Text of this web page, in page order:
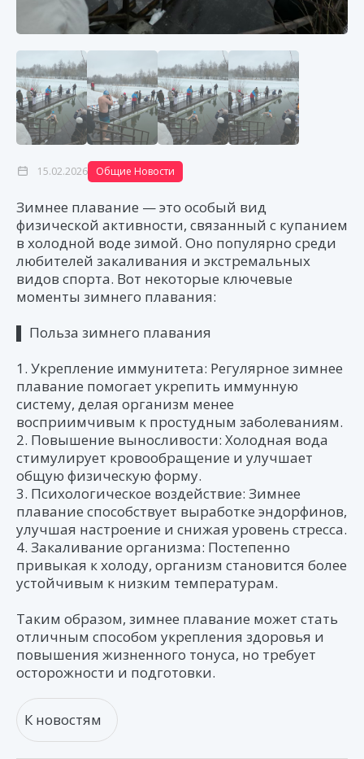
15.02.2026 Общие Новости
Зимнее плавание — это особый вид
физической активности, связанный с купанием
в холодной воде зимой. Оно популярно среди
любителей закаливания и экстремальных
видов спорта. Вот некоторые ключевые
моменты зимнего плавания:
▌ Польза зимнего плавания
1. Укрепление иммунитета: Регулярное зимнее
плавание помогает укрепить иммунную
систему, делая организм менее
восприимчивым к простудным заболеваниям.
2. Повышение выносливости: Холодная вода
стимулирует кровообращение и улучшает
общую физическую форму.
3. Психологическое воздействие: Зимнее
плавание способствует выработке эндорфинов,
улучшая настроение и снижая уровень стресса.
4. Закаливание организма: Постепенно
привыкая к холоду, организм становится более
устойчивым к низким температурам.
Таким образом, зимнее плавание может стать
отличным способом укрепления здоровья и
повышения жизненного тонуса, но требует
осторожности и подготовки.
К новостям